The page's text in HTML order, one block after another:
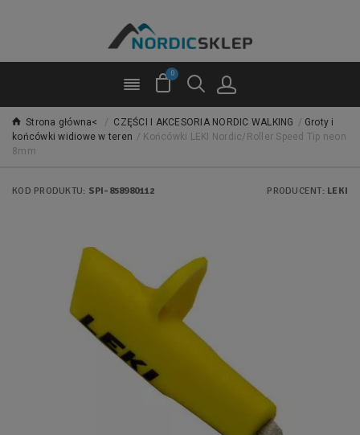
0
Strona główna< / CZĘŚCI I AKCESORIA NORDIC WALKING / Groty i
końcówki widiowe w teren / Końcówki LEKI Nordic/Roller Speed Tip neon
8mm
KOD PRODUKTU: SPI-858980112 PRODUCENT: LEKI